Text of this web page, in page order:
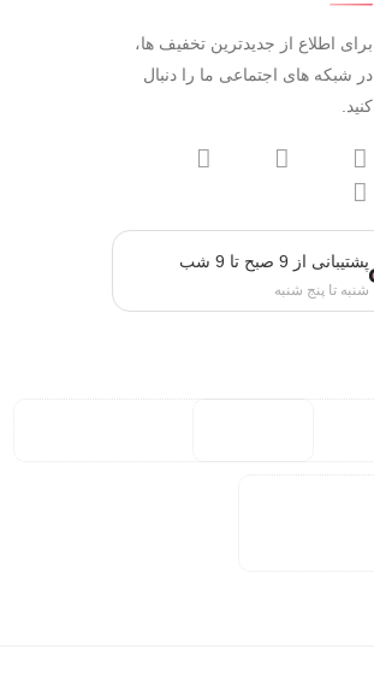
برای اطلاع از جدیدترین تخفیف ها،
در شبکه های اجتماعی ما را دنبال
کنید.
پشتیبانی از 9 صبح تا 9 شب
شنبه تا پنج شنبه